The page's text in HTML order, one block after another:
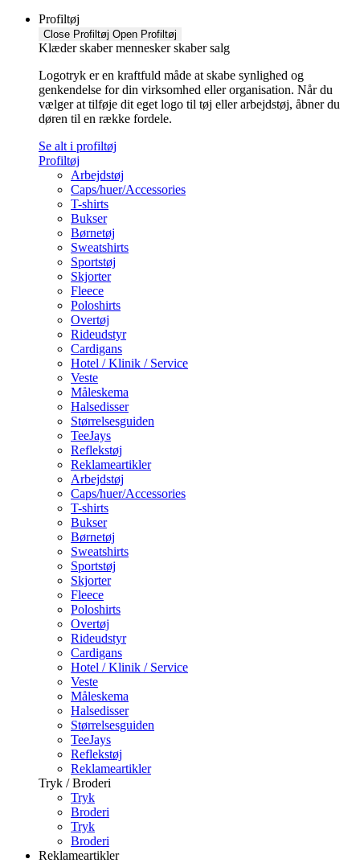
Profiltøj
Close Profiltøj Open Profiltøj
Klæder skaber mennesker skaber salg
Logotryk er en kraftfuld måde at skabe synlighed og
genkendelse for din virksomhed eller organisation. Når du
vælger at tilføje dit eget logo til tøj eller arbejdstøj, åbner du
døren til en række fordele.
Se alt i profiltøj
Profiltøj
Arbejdstøj
Caps/huer/Accessories
T-shirts
Bukser
Børnetøj
Sweatshirts
Sportstøj
Skjorter
Fleece
Poloshirts
Overtøj
Rideudstyr
Cardigans
Hotel / Klinik / Service
Veste
Måleskema
Halsedisser
Størrelsesguiden
TeeJays
Reflekstøj
Reklameartikler
Arbejdstøj
Caps/huer/Accessories
T-shirts
Bukser
Børnetøj
Sweatshirts
Sportstøj
Skjorter
Fleece
Poloshirts
Overtøj
Rideudstyr
Cardigans
Hotel / Klinik / Service
Veste
Måleskema
Halsedisser
Størrelsesguiden
TeeJays
Reflekstøj
Reklameartikler
Tryk / Broderi
Tryk
Broderi
Tryk
Broderi
Reklameartikler